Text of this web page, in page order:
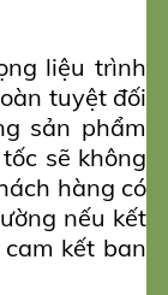
liệu trình
tuyệt đối
sản phẩm
sẽ không
hàng có
nếu kết
kết ban